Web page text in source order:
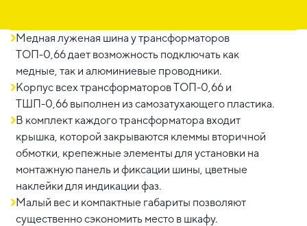
Медная луженая шина у трансформаторов
ТОП-0,66 дает возможность подключать как
медные, так и алюминиевые проводники.
Корпус всех трансформаторов ТОП-0,66 и
ТШП-0,66 выполнен из самозатухающего пластика.
В комплект каждого трансформатора входит
крышка, которой закрываются клеммы вторичной
обмотки, крепежные элементы для установки на
монтажную панель и фиксации шины, цветные
наклейки для индикации фаз.
Малый вес и компактные габариты позволяют
существенно сэкономить место в шкафу.